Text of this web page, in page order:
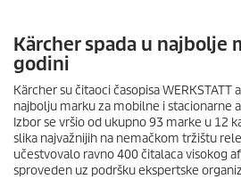
Kärcher spada u najbolje
godini
Kärcher su čitaoci časopisa
najbolju marku za mobilne i stacionarne
Izbor se vršio od ukupno 93 marke u 12
slika najvažnijih na nemačkom tržištu
učestvovalo ravno 400 čitalaca visokog
sproveden uz podršku ekspertske